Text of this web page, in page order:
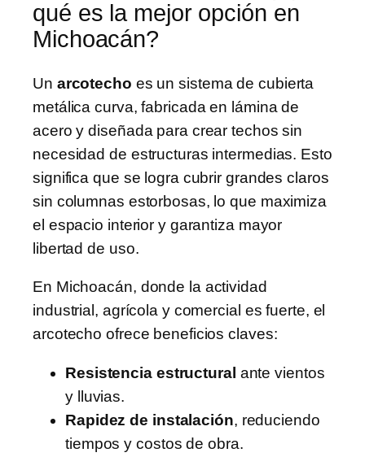
qué es la mejor opción en
Michoacán?
Un arcotecho es un sistema de cubierta
metálica curva, fabricada en lámina de
acero y diseñada para crear techos sin
necesidad de estructuras intermedias. Esto
significa que se logra cubrir grandes claros
sin columnas estorbosas, lo que maximiza
el espacio interior y garantiza mayor
libertad de uso.
En Michoacán, donde la actividad
industrial, agrícola y comercial es fuerte, el
arcotecho ofrece beneficios claves:
Resistencia estructural ante vientos
y lluvias.
Rapidez de instalación, reduciendo
tiempos y costos de obra.